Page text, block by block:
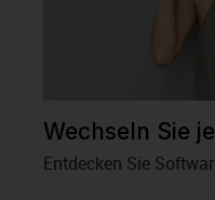
Wechseln Sie
Entdecken Sie